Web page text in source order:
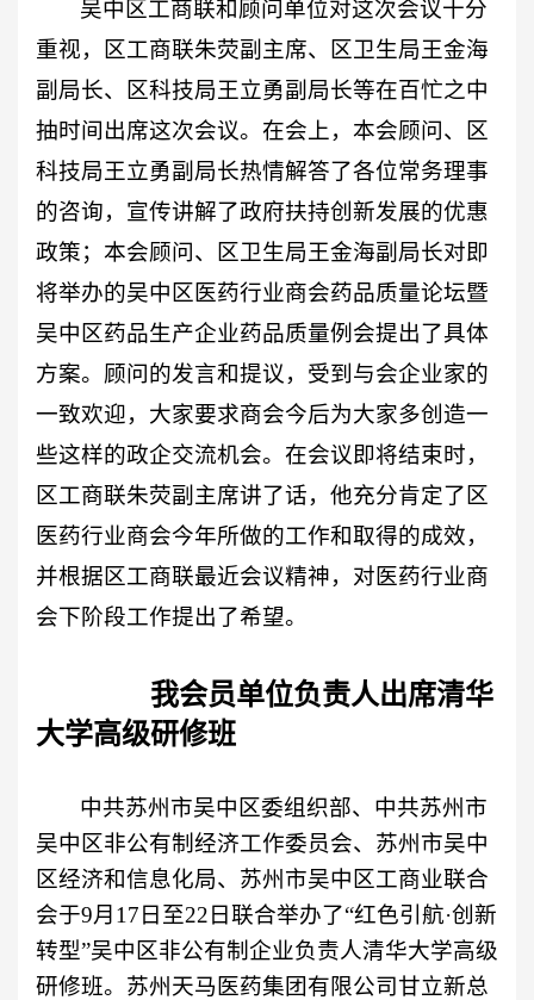
吴中 区工商联和顾问单位对这次会议十分
重视，区工商联朱荧副主席、区卫生局王金海
副局长、区科技局王立勇副局长等在百忙之中
抽时间出席这次会议。在会上，本会顾问、区
科技局王立勇副局长热情解答了各位常务理事
的咨询，宣传讲解了政府扶持创新发展的优惠
政策；本会顾问、区卫生局王金海副局长对即
将举办的吴中区医药行业商会药品质量论坛暨
吴中区药品生产企业药品质量例会提出了具体
方案。顾问的发言和提议，受到与会企业家的
一致欢迎，大家要求商会今后为大家多创造一
些这样的政企交流机会。在会议即将结束时，
区工商联朱荧副主席讲了话，他充分肯定了区
医药行业商会今年所做的工作和取得的成效，
并根据区工商联最近会议精神，对医药行业商
会下阶段工作提出了希望。
我会员单位负责人出席清华
大学高级研修班
中共苏州市吴中区委组织部、中共苏州市
吴中区非公有制经济工作委员会、苏州市吴中
区经济和信息化局、苏州市吴中区工商业联合
会于9月 17 日至22 日联合举办了“红色引航·创新
转型”吴中区非公有制企业负责人清华大学高级
研修班。苏州天马医药集团有限公司甘立新总